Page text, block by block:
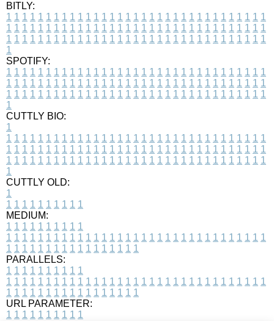
BITLY:
1 1 1 1 1 1 1 1 1 1 1 1 1 1 1 1 1 1 1 1 1 1 1 1 1 1 1 1 1 1 1 1 1
1 1 1 1 1 1 1 1 1 1 1 1 1 1 1 1 1 1 1 1 1 1 1 1 1 1 1 1 1 1 1 1 1
1 1 1 1 1 1 1 1 1 1 1 1 1 1 1 1 1 1 1 1 1 1 1 1 1 1 1 1 1 1 1 1 1
1
SPOTIFY:
1 1 1 1 1 1 1 1 1 1 1 1 1 1 1 1 1 1 1 1 1 1 1 1 1 1 1 1 1 1 1 1 1
1 1 1 1 1 1 1 1 1 1 1 1 1 1 1 1 1 1 1 1 1 1 1 1 1 1 1 1 1 1 1 1 1
1 1 1 1 1 1 1 1 1 1 1 1 1 1 1 1 1 1 1 1 1 1 1 1 1 1 1 1 1 1 1 1 1
1
CUTTLY BIO:
1
1 1 1 1 1 1 1 1 1 1 1 1 1 1 1 1 1 1 1 1 1 1 1 1 1 1 1 1 1 1 1 1 1
1 1 1 1 1 1 1 1 1 1 1 1 1 1 1 1 1 1 1 1 1 1 1 1 1 1 1 1 1 1 1 1 1
1 1 1 1 1 1 1 1 1 1 1 1 1 1 1 1 1 1 1 1 1 1 1 1 1 1 1 1 1 1 1 1 1
1
CUTTLY OLD:
1
1 1 1 1 1 1 1 1 1 1
MEDIUM:
1 1 1 1 1 1 1 1 1 1
1 1 1 1 1 1 1 1 1 1 1 1 1 1 1 1 1 1 1 1 1 1 1 1 1 1 1 1 1 1 1 1 1
1 1 1 1 1 1 1 1 1 1 1 1 1 1 1 1 1
PARALLELS:
1 1 1 1 1 1 1 1 1 1
1 1 1 1 1 1 1 1 1 1 1 1 1 1 1 1 1 1 1 1 1 1 1 1 1 1 1 1 1 1 1 1 1
1 1 1 1 1 1 1 1 1 1 1 1 1 1 1 1 1
URL PARAMETER:
1 1 1 1 1 1 1 1 1 1